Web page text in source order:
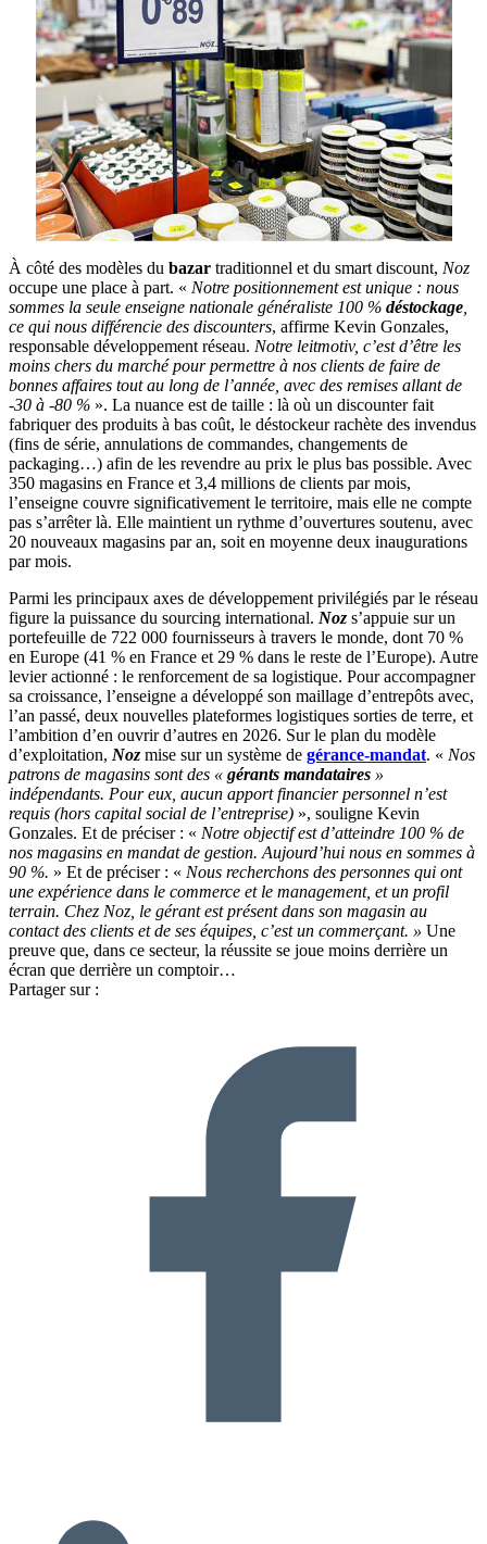
À côté des modèles du bazar traditionnel et du smart discount, Noz
occupe une place à part. « Notre positionnement est unique : nous
sommes la seule enseigne nationale généraliste 100 % déstockage
ce qui nous différencie des discounters, affirme Kevin Gonzales,
responsable développement réseau. Notre leitmotiv, c’est d’être les
moins chers du marché pour permettre à nos clients de faire de
bonnes affaires tout au long de l’année, avec des remises allant de
-30 à -80 % ». La nuance est de taille : là où un discounter fait
fabriquer des produits à bas coût, le déstockeur rachète des invendus
(fins de série, annulations de commandes, changements de
packaging…) afin de les revendre au prix le plus bas possible. Avec
350 magasins en France et 3,4 millions de clients par mois,
l’enseigne couvre significativement le territoire, mais elle ne compte
pas s’arrêter là. Elle maintient un rythme d’ouvertures soutenu, avec
20 nouveaux magasins par an, soit en moyenne deux inaugurations
par mois.
Parmi les principaux axes de développement privilégiés par le réseau
figure la puissance du sourcing international. Noz s’appuie sur un
portefeuille de 722 000 fournisseurs à travers le monde, dont 70 %
en Europe (41 % en France et 29 % dans le reste de l’Europe). Autre
levier actionné : le renforcement de sa logistique. Pour accompagner
sa croissance, l’enseigne a développé son maillage d’entrepôts avec,
l’an passé, deux nouvelles plateformes logistiques sorties de terre, et
l’ambition d’en ouvrir d’autres en 2026. Sur le plan du modèle
d’exploitation, Noz mise sur un système de gérance-mandat. « Nos
patrons de magasins sont des « gérants mandataires »
indépendants. Pour eux, aucun apport financier personnel n’est
requis (hors capital social de l’entreprise) », souligne Kevin
Gonzales. Et de préciser : « Notre objectif est d’atteindre 100 % de
nos magasins en mandat de gestion. Aujourd’hui nous en sommes à
90 %. » Et de préciser : « Nous recherchons des personnes qui ont
une expérience dans le commerce et le management, et un profil
terrain. Chez Noz, le gérant est présent dans son magasin au
contact des clients et de ses équipes, c’est un commerçant. » Une
preuve que, dans ce secteur, la réussite se joue moins derrière un
écran que derrière un comptoir…
Partager sur :